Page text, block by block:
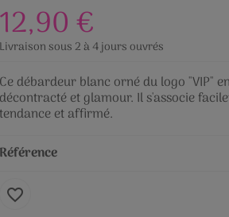
12,90 €
Livraison sous 2 à 4 jours ouvrés
Ce débardeur blanc orné du logo "VIP"
décontracté et glamour. Il s'associe
tendance et affirmé.
Référence
favorite_border